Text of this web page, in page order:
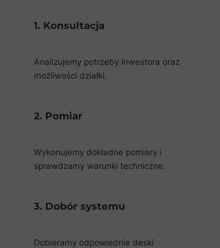
1. Konsultacja
Analizujemy potrzeby inwestora oraz
możliwości działki.
2. Pomiar
Wykonujemy dokładne pomiary i
sprawdzamy warunki techniczne.
3. Dobór systemu
Dobieramy odpowiednie deski